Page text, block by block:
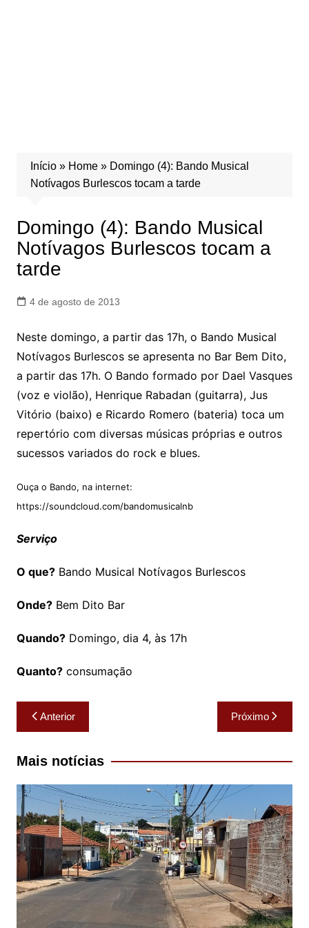
Início» Home» Domingo (4): Bando Musical
Notívagos Burlescos tocam a tarde
Domingo (4): Bando Musical
Notívagos Burlescos tocam a
tarde
4 de agosto de 2013
Neste domingo, a partir das 17h, o Bando Musical
Notívagos Burlescos se apresenta no Bar Bem Dito,
a partir das 17h. O Bando formado por Dael Vasques
(voz e violão), Henrique Rabadan (guitarra), Jus
Vitório (baixo) e Ricardo Romero (bateria) toca um
repertório com diversas músicas próprias e outros
sucessos variados do rock e blues.
Ouça o Bando, na internet:
https://soundcloud.com/bandomusicalnb
Serviço
O que?Bando Musical Notívagos Burlescos
Onde?Bem Dito Bar
Quando?Domingo, dia 4, às 17h
Quanto?consumação
Navegação
de
Post
Anterior Próximo
Mais notícias